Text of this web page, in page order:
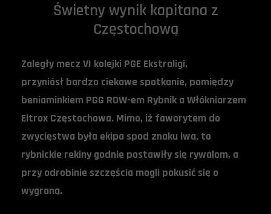
Zaległy mecz VI kolejki PGE Ekstraligi,
przyniósł bardzo ciekawe spotkanie, pomiędzy
beniaminkiem PGG ROW-em Rybnik a Włókniarzem
Eltrox Częstochowa. Mimo, iż faworytem do
zwycięstwa była ekipa spod znaku lwa, to
rybnickie rekiny godnie postawiły się rywalom, a
przy odrobinie szczęścia mogli pokusić się o
wygraną.
Świetny wynik kapitana z
Częstochową